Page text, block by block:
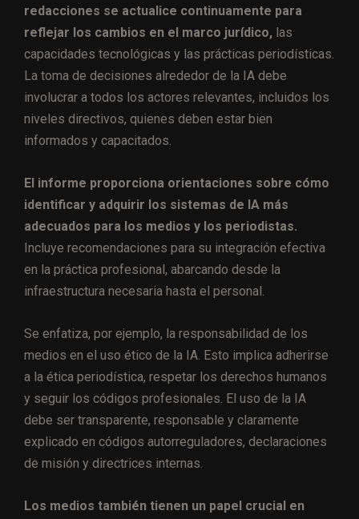
redacciones se actualice continuamente para
reflejar los cambios en el marco jurídico, las
capacidades tecnológicas y las prácticas periodísticas.
La toma de decisiones alrededor de la IA debe
involucrar a todos los actores relevantes, incluidos los
niveles directivos, quienes deben estar bien
informados y capacitados.
El informe proporciona orientaciones sobre cómo
identificar y adquirir los sistemas de IA más
adecuados para los medios y los periodistas.
Incluye recomendaciones para su integración efectiva
en la práctica profesional, abarcando desde la
infraestructura necesaria hasta el personal.
Se enfatiza, por ejemplo, la responsabilidad de los
medios en el uso ético de la IA. Esto implica adherirse
a la ética periodística, respetar los derechos humanos
y seguir los códigos profesionales. El uso de la IA
debe ser transparente, responsable y claramente
explicado en códigos autorreguladores, declaraciones
de misión y directrices internas.
Los medios también tienen un papel crucial en